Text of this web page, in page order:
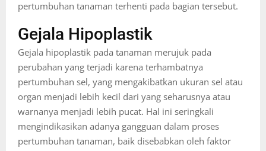
pertumbuhan tanaman terhenti pada bagian tersebut.
Gejala Hipoplastik
Gejala hipoplastik pada tanaman merujuk pada
perubahan yang terjadi karena terhambatnya
pertumbuhan sel, yang mengakibatkan ukuran sel atau
organ menjadi lebih kecil dari yang seharusnya atau
warnanya menjadi lebih pucat. Hal ini seringkali
mengindikasikan adanya gangguan dalam proses
pertumbuhan tanaman, baik disebabkan oleh faktor